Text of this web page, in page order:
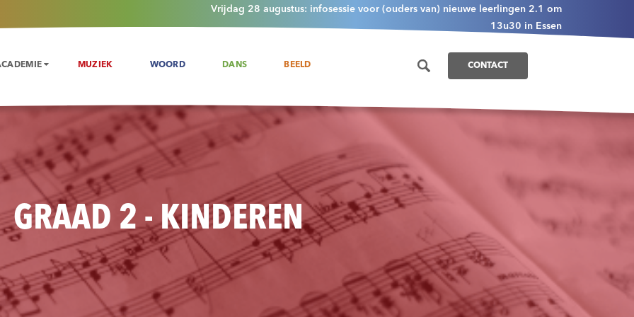
Vrijdag 28 augustus: infosessie voor (ouders van) nieuwe leerlingen 2.1 om
13u30 in Essen
MUZIEK WOORD DANS BEELD CONTACT
GRAAD 2 - KINDEREN